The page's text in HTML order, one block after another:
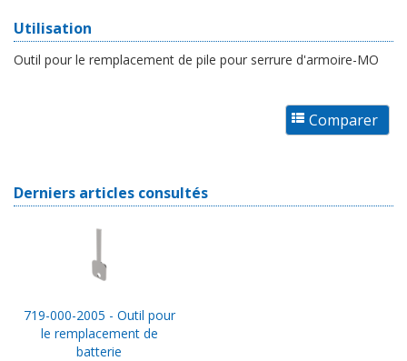
Utilisation
Outil pour le remplacement de pile pour serrure d'armoire-MO
Derniers articles consultés
719-000-2005 - Outil pour
le remplacement de
batterie